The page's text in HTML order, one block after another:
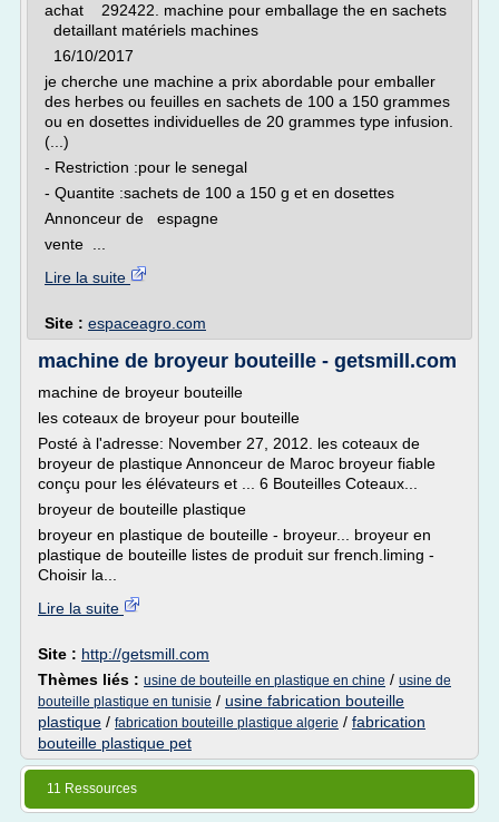
achat 292422. machine pour emballage the en sachets
detaillant matériels machines
16/10/2017
je cherche une machine a prix abordable pour emballer
des herbes ou feuilles en sachets de 100 a 150 grammes
ou en dosettes individuelles de 20 grammes type infusion.
(...)
- Restriction :pour le senegal
- Quantite :sachets de 100 a 150 g et en dosettes
Annonceur de espagne
vente ...
Lire la suite
Site : espaceagro.com
machine de broyeur bouteille - getsmill.com
machine de broyeur bouteille
les coteaux de broyeur pour bouteille
Posté à l'adresse: November 27, 2012. les coteaux de
broyeur de plastique Annonceur de Maroc broyeur fiable
conçu pour les élévateurs et ... 6 Bouteilles Coteaux...
broyeur de bouteille plastique
broyeur en plastique de bouteille - broyeur... broyeur en
plastique de bouteille listes de produit sur french.liming -
Choisir la...
Lire la suite
Site : http://getsmill.com
Thèmes liés : usine de bouteille en plastique en chine / usine de
bouteille plastique en tunisie / usine fabrication bouteille
plastique / fabrication bouteille plastique algerie / fabrication
bouteille plastique pet
11 Ressources